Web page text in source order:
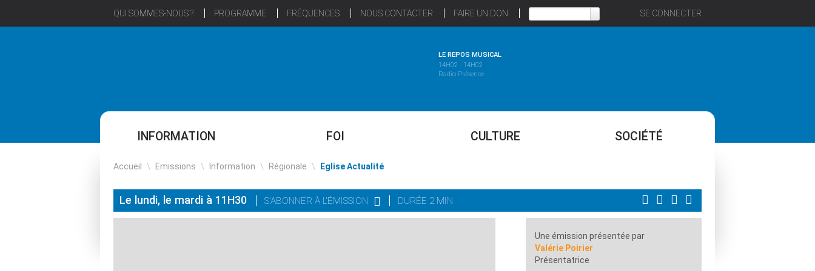
QUI SOMMES-NOUS ? PROGRAMME FRÉQUENCES NOUS CONTACTER FAIRE UN DON SE CONNECTER
LE REPOS MUSICAL
14H02 - 14H02
Radio Présence
INFORMATION FOI CULTURE SOCIÉTÉ
Accueil \ Emissions \ Information \ Régionale \ Eglise Actualité
Le lundi, le mardi à 11H30 S'ABONNER À L'ÉMISSION DURÉE 2 MIN
Une émission présentée par
Valérie Poirier
Présentatrice